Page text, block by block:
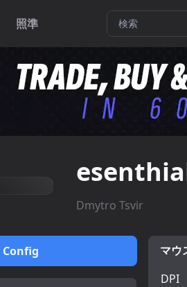
照準
Dmytro Tsvir
Config
マウ
DPI